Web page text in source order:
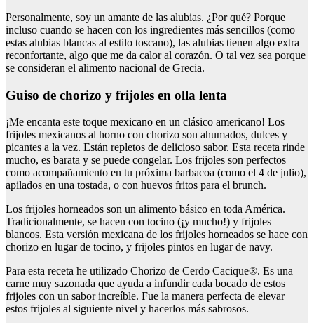
Personalmente, soy un amante de las alubias. ¿Por qué? Porque
incluso cuando se hacen con los ingredientes más sencillos (como
estas alubias blancas al estilo toscano), las alubias tienen algo extra
reconfortante, algo que me da calor al corazón. O tal vez sea porque
se consideran el alimento nacional de Grecia.
guiso de chorizo y frijoles en olla lenta
¡Me encanta este toque mexicano en un clásico americano! Los
frijoles mexicanos al horno con chorizo son ahumados, dulces y
picantes a la vez. Están repletos de delicioso sabor. Esta receta rinde
mucho, es barata y se puede congelar. Los frijoles son perfectos
como acompañamiento en tu próxima barbacoa (como el 4 de julio),
apilados en una tostada, o con huevos fritos para el brunch.
Los frijoles horneados son un alimento básico en toda América.
Tradicionalmente, se hacen con tocino (¡y mucho!) y frijoles
blancos. Esta versión mexicana de los frijoles horneados se hace con
chorizo en lugar de tocino, y frijoles pintos en lugar de navy.
Para esta receta he utilizado Chorizo de Cerdo Cacique®. Es una
carne muy sazonada que ayuda a infundir cada bocado de estos
frijoles con un sabor increíble. Fue la manera perfecta de elevar
estos frijoles al siguiente nivel y hacerlos más sabrosos.